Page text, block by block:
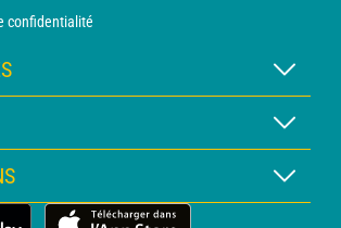
confidentialité
Xpert
PRO
prévisionniste